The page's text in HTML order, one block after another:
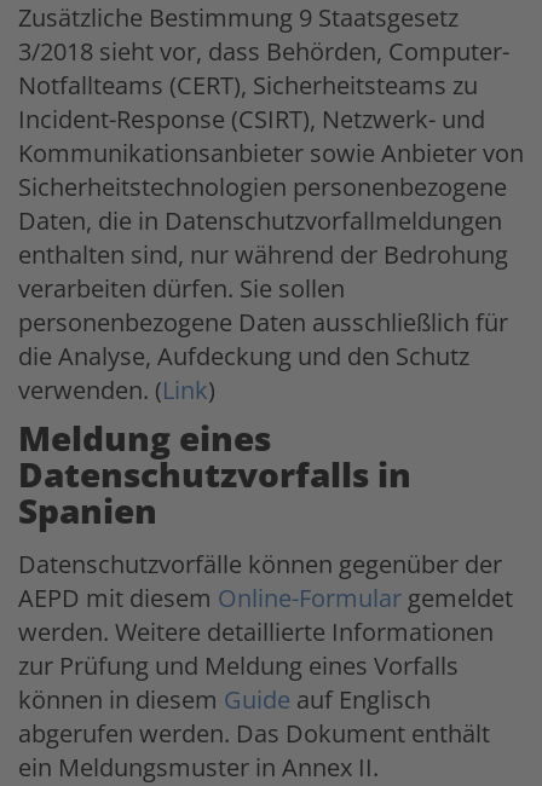
Zusätzliche Bestimmung 9 Staatsgesetz
3/2018 sieht vor, dass Behörden, Computer-
Notfallteams (CERT), Sicherheitsteams zu
Incident-Response (CSIRT), Netzwerk- und
Kommunikationsanbieter sowie Anbieter von
Sicherheitstechnologien personenbezogene
Daten, die in Datenschutzvorfallmeldungen
enthalten sind, nur während der Bedrohung
verarbeiten dürfen. Sie sollen
personenbezogene Daten ausschließlich für
die Analyse, Aufdeckung und den Schutz
verwenden. (Link)
Meldung eines
Datenschutzvorfalls in
Spanien
Datenschutzvorfälle können gegenüber der
AEPD mit diesem Online-Formular gemeldet
werden. Weitere detaillierte Informationen
zur Prüfung und Meldung eines Vorfalls
können in diesem Guide auf Englisch
abgerufen werden. Das Dokument enthält
ein Meldungsmuster in Annex II.